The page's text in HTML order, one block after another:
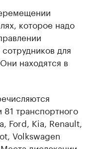
которое надо
для
находятся в
81 транспортного
Ford, Kia, Renault,
Volkswagen